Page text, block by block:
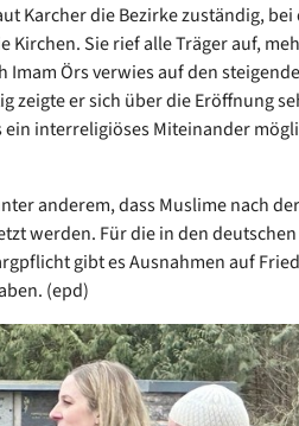
Karcher die Bezirke zuständig, bei
Kirchen. Sie rief alle Träger auf,
Örs verwies auf den
zeigte er sich über die Eröffnung
ein interreligiöses Miteinander
anderem, dass Muslime nach der
werden. Für die in den deutschen
gibt es Ausnahmen auf
(epd)